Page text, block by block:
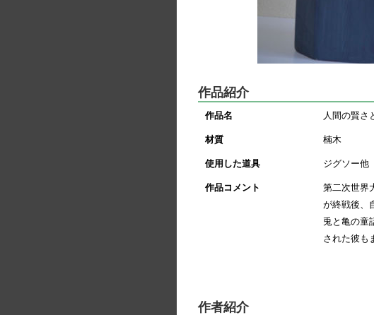
作品紹介
作品名 人間の賢さ
材質 楠木
使用した道具 ジグソー他
作品コメント
第二次世界
が終戦後、
兎と亀の童
された彼も
作者紹介